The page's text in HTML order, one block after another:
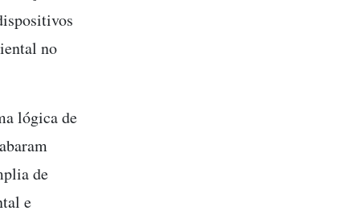
no
lógica de
de
e